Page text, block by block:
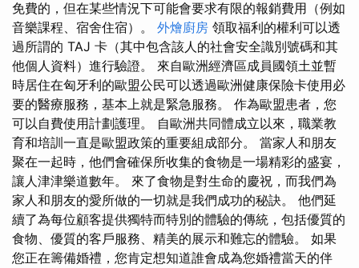
免費的，但在某些情況下可能會要求有限的報銷費用（例如
音樂課程、宿舍住宿）。 外燴廚房 領取福利的權利可以透
過所謂的 TAJ 卡（其中包含該人的社會安全識別號碼和其
他個人資料）進行驗證。 來自歐洲經濟區成員國領土並暫
時居住在匈牙利的歐盟公民可以透過歐洲健康保險卡使用必
要的醫療服務，基本上就是緊急服務。 作為歐盟患者，您
可以自費使用計劃護理。 自歐洲共同體成立以來，職業教
育和培訓一直是歐盟政策的重要組成部分。 當家人和朋友
聚在一起時，他們會確保所收集的食物是一場精彩的盛宴，
讓人津津樂道數年。 來了食物是對生命的慶祝，而我們為
家人和朋友的愛所做的一切就是我們成功的秘訣。 他們延
續了為每位顧客提供獨特而特別的體驗的傳統，包括優質的
食物、優質的客戶服務、精美的展示和難忘的體驗。 如果
您正在籌備婚禮，您肯定想知道誰會成為您婚禮當天的伴